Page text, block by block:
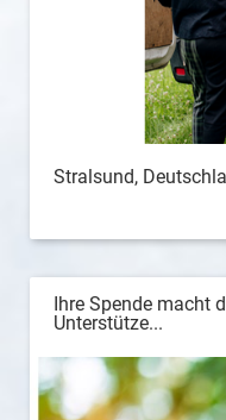
Stralsund,
Ihre Spende macht
Unterstütze...